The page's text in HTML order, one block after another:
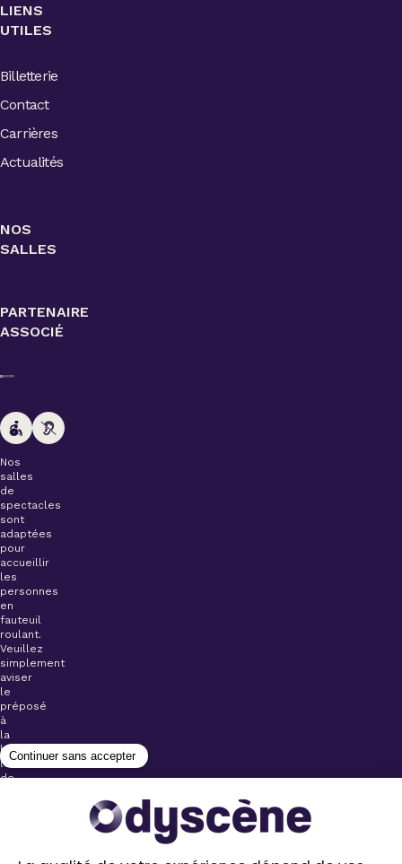
LIENS
UTILES
Billetterie
Contact
Carrières
Actualités
NOS
SALLES
PARTENAIRE
ASSOCIÉ
Nos
salles
de
spectacles
sont
adaptées
pour
accueillir
les
personnes
en
fauteuil
roulant.
Veuillez
simplement
aviser
le
préposé
à
la
billetterie
lors
de